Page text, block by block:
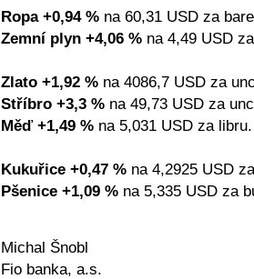
Ropa +0,94 % na 60,31 USD za
Zemní plyn +4,06 % na 4,49 USD
Zlato +1,92 % na 4086,7 USD za
Stříbro +3,3 % na 49,73 USD za
Měď +1,49 % na 5,031 USD za libru.
Kukuřice +0,47 % na 4,2925 USD
Pšenice +1,09 % na 5,335 USD za
Michal Šnobl
Fio banka, a.s.